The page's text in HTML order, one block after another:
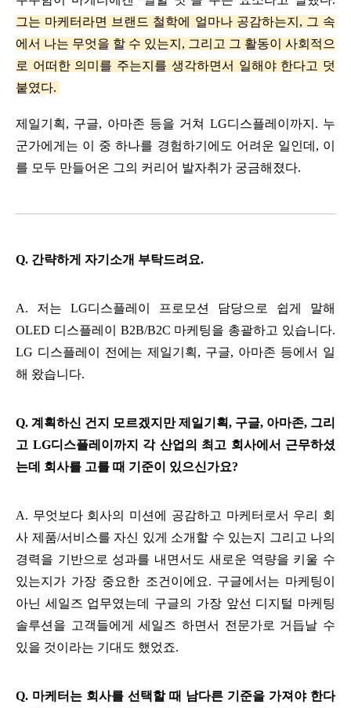
그는 마케터라면 브랜드 철학에 얼마나 공감하는지, 그 속
에서 나는 무엇을 할 수 있는지, 그리고 그 활동이 사회적으
로 어떠한 의미를 주는지를 생각하면서 일해야 한다고 덧
붙였다.
제일기획, 구글, 아마존 등을 거쳐 LG디스플레이까지. 누
군가에게는 이 중 하나를 경험하기에도 어려운 일인데, 이
를 모두 만들어온 그의 커리어 발자취가 궁금해졌다.
Q. 간략하게 자기소개 부탁드려요.
A. 저는 LG디스플레이 프로모션 담당으로 쉽게 말해
OLED 디스플레이 B2B/B2C 마케팅을 총괄하고 있습니다.
LG 디스플레이 전에는 제일기획, 구글, 아마존 등에서 일
해 왔습니다.
Q. 계획하신 건지 모르겠지만 제일기획, 구글, 아마존, 그리
고 LG디스플레이까지 각 산업의 최고 회사에서 근무하셨
는데 회사를 고를 때 기준이 있으신가요?
A. 무엇보다 회사의 미션에 공감하고 마케터로서 우리 회
사 제품/서비스를 자신 있게 소개할 수 있는지 그리고 나의
경력을 기반으로 성과를 내면서도 새로운 역량을 키울 수
있는지가 가장 중요한 조건이에요. 구글에서는 마케팅이
아닌 세일즈 업무였는데 구글의 가장 앞선 디지털 마케팅
솔루션을 고객들에게 세일즈 하면서 전문가로 거듭날 수
있을 것이라는 기대도 했었죠.
Q. 마케터는 회사를 선택할 때 남다른 기준을 가져야 한다